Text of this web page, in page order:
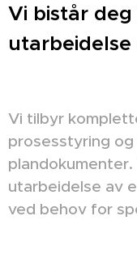
Vi bistår
Vi tilbyr
prosesstyring
utarbeidelse av
ved behov for